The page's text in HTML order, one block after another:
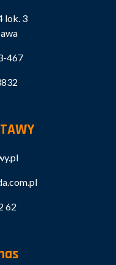
lok. 3
467
62